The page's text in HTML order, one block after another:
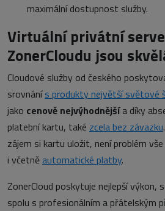
maximální dostupnost služby.
Virtuální privátní
ZonerCloudu jsou
Cloudové služby od českého
srovnánís produkty největší světové
jako cenově nejvýhodnějšía díky
platební kartu, také zcela bez závazku
zájem si kartu uložit, není problém
i včetně automatické platby.
ZonerCloud poskytuje nejlepší
spolu s profesionálním a přátelským